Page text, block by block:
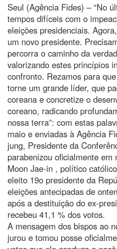
Seul (Agência Fides) – “No
tempos difíceis com o
eleições presidenciais.
um novo presidente.
percorra o caminho da
valorizando estes princípios
confronto. Rezamos para
torne um grande líder, que
coreana e concretize o
coreano, radicando
nossa terra”: com estas
maio e enviadas à Agência
jung, Presidente da
parabenizou oficialmente
Moon Jae-in , político
eleito 19o presidente da
eleições antecipadas de
após a destituição do ex-
recebeu 41,1 % dos votos.
A mensagem dos bispos ao
jurou e tomou posse